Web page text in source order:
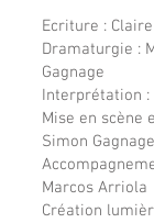
Ecriture :
Dramaturgie :
Gagnage
Interprétation
Mise en scène
Simon Gagnage
Marcos Arriola
Création